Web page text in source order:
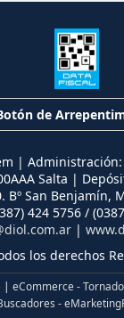
de
| Administración:
Salta |
Bº San Benjamín,
424 5756 /
|
los derechos
| eCommerce -
-